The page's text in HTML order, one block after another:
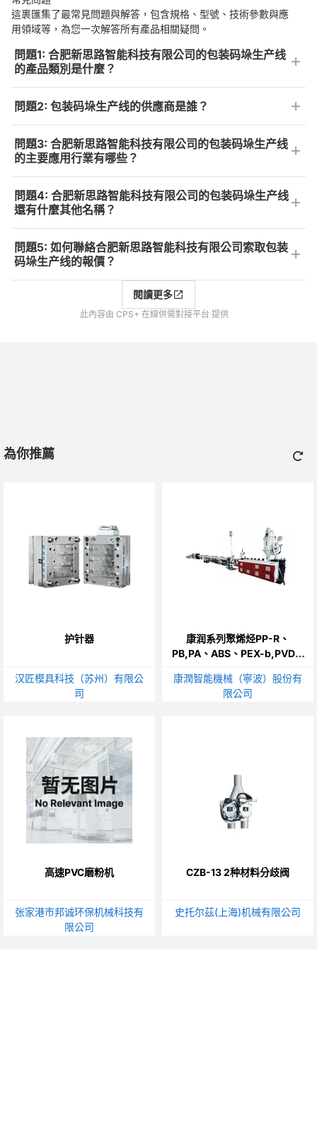
這裹匯集了最常見問題與解答，包含規格、型號、技術參數與應
用領域等，為您一次解答所有產品相關疑問。
問題1: 合肥新思路智能科技有限公司的包装码垛生产线
的產品類別是什麼？
問題2: 包装码垛生产线的供應商是誰？
問題3: 合肥新思路智能科技有限公司的包装码垛生产线
的主要應用行業有哪些？
問題4: 合肥新思路智能科技有限公司的包装码垛生产线
還有什麼其他名稱？
問題5: 如何聯絡合肥新思路智能科技有限公司索取包装
码垛生产线的報價？
閱讀更多
此內容由 CPS+ 在線供需對接平台 提供
為你推薦
护针器
汉匠模具科技（苏州）有限公
司
康润系列聚烯烃PP-R、
PB,PA、ABS、PEX-b,PVDF,
康潤智能機械（寧波）股份有
限公司
高速PVC磨粉机
张家港市邦诚环保机械科技有
限公司
CZB-13 2种材料分歧阀
史托尔茲(上海)机械有限公司